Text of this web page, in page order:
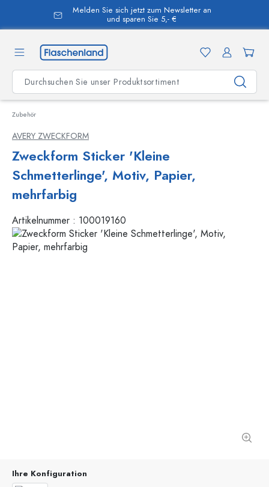
springen
Melden Sie sich jetzt zum Newsletter an
und sparen Sie 5,- €
Zubehör
AVERY ZWECKFORM
Zweckform Sticker 'Kleine
Schmetterlinge', Motiv, Papier,
mehrfarbig
Artikelnummer : 100019160
Ihre Konfiguration